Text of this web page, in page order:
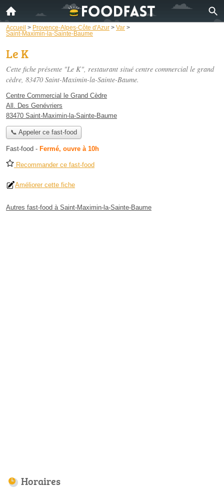
Accueil > Provence-Alpes-Côte d'Azur > Var >
Saint-Maximin-la-Sainte-Baume
Le K
Cette fiche présente "Le K", restaurant situé centre commercial le grand
cèdre, 83470 Saint-Maximin-la-Sainte-Baume.
Centre Commercial le Grand Cèdre
All. Des Genévriers
83470 Saint-Maximin-la-Sainte-Baume
📞 Appeler ce fast-food
Fast-food - Fermé, ouvre à 10h
Recommander ce fast-food
Améliorer cette fiche
Autres fast-food à Saint-Maximin-la-Sainte-Baume
Horaires